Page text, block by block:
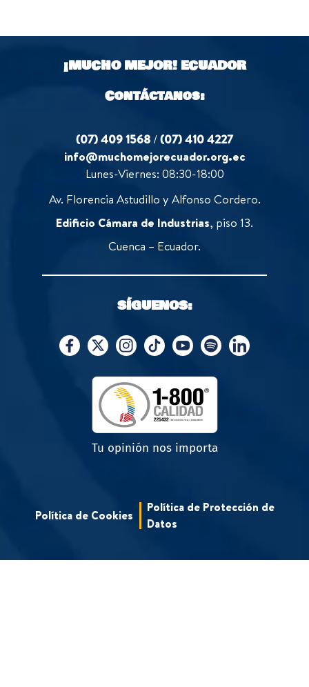
5
t
¡MUCHO MEJOR!ECUADOR
Contáctanos:
(07) 409 1568 /(07) 410 4227
info@muchomejorecuador.org.ec
Lunes-Viernes: 08:30-18:00
Av. Florencia Astudillo y Alfonso Cordero.
Edificio Cámara de Industrias, piso 13.
Cuenca – Ecuador.
SÍGUENOS:
Tu opinión nos importa
Política de Cookies
Política de Protección de
Datos